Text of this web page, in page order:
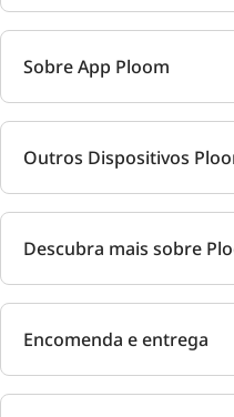
Sobre App Ploom
Outros Dispositivos
Descubra mais sobre
Encomenda e entrega